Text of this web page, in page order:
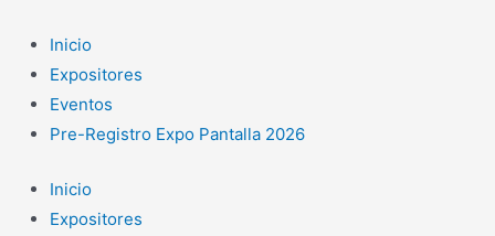
contenido
Inicio
Expositores
Eventos
Pre-Registro Expo Pantalla 2026
Inicio
Expositores